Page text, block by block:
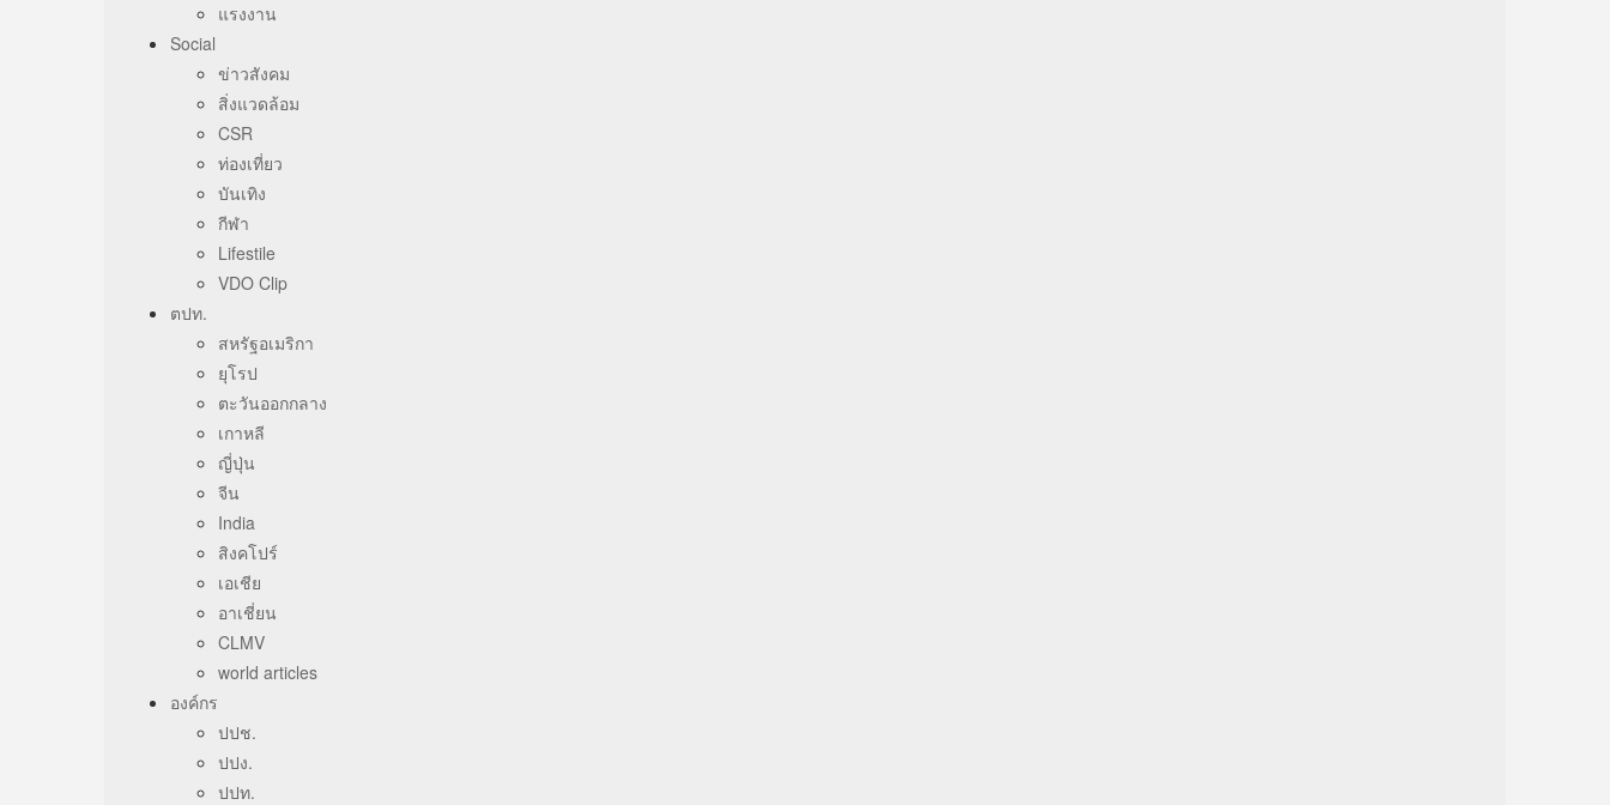
แรงงาน
Social
ข่าวสังคม
สิ่งแวดล้อม
CSR
ท่องเที่ยว
บันเทิง
กีฬา
Lifestile
VDO Clip
ตปท.
สหรัฐอเมริกา
ยุโรป
ตะวันออกกลาง
เกาหลี
ญี่ปุ่น
จีน
India
สิงคโปร์
เอเชีย
อาเชี่ยน
CLMV
world articles
องค์กร
ปปช.
ปปง.
ปปท.